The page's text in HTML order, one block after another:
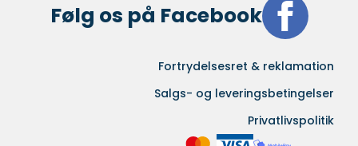
Følg os på Facebook
Fortrydelsesret & reklamation
Salgs- og leveringsbetingelser
Privatlivspolitik